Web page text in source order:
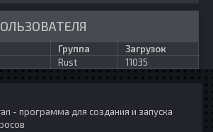
Группа
Загрузок
Rust 11035
- программа для создания и запуска